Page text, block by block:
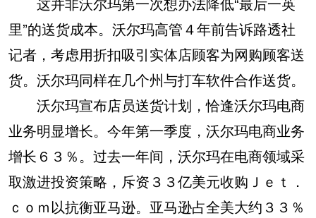
里”的送货成本。沃尔玛高管４年前告诉路透社
记者，考虑用折扣吸引实体店顾客为网购顾客送
货。沃尔玛同样在几个州与打车软件合作送货。
沃尔玛宣布店员送货计划，恰逢沃尔玛电商
业务明显增长。今年第一季度，沃尔玛电商业务
增长６３％。过去一年间，沃尔玛在电商领域采
取激进投资策略，斥资３３亿美元收购Ｊｅｔ．
ｃｏｍ以抗衡亚马逊。亚马逊占全美大约３３％